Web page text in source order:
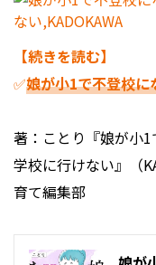
【続きを読む】
✅娘が小1で不登校
著：ことり『娘が小
学校に行けない』（
育て編集部